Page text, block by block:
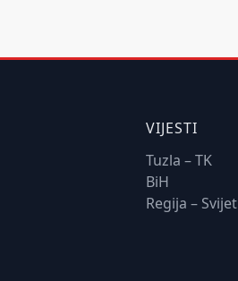
VIJESTI
Tuzla – TK
BiH
Regija – Svijet